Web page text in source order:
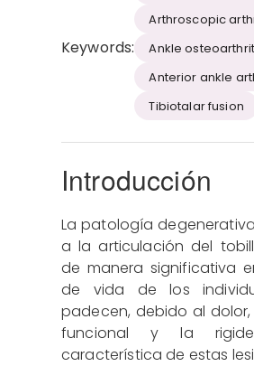
Keywords:
Arthroscopic
Ankle
Anterior ankle
Tibiotalar fusion
Introducción
La patología
a la articulación del
de manera significativa
de vida de los
padecen, debido al
funcional y la
característica de estas